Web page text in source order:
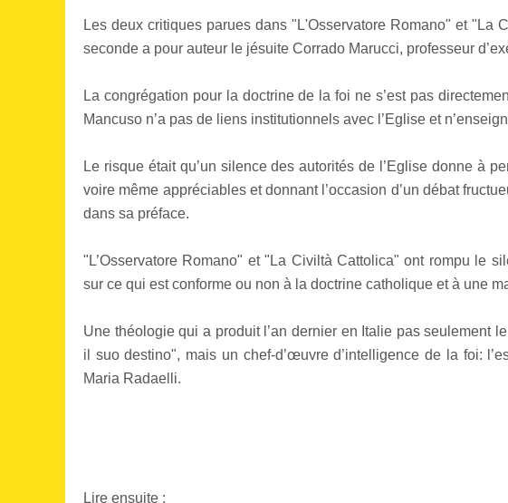
Les deux critiques parues dans "L'Osservatore Romano" et "La
seconde a pour auteur le jésuite Corrado Marucci, professeur
La congrégation pour la doctrine de la foi ne s’est pas
Mancuso n’a pas de liens institutionnels avec l’Eglise et
Le risque était qu’un silence des autorités de l’Eglise donne à
voire même appréciables et donnant l’occasion d’un débat
dans sa préface.
"L’Osservatore Romano" et "La Civiltà Cattolica" ont rompu le
sur ce qui est conforme ou non à la doctrine catholique et à une
Une théologie qui a produit l’an dernier en Italie pas seulement
il suo destino", mais un chef-d’œuvre d’intelligence de la foi:
Maria Radaelli.
Lire ensuite :